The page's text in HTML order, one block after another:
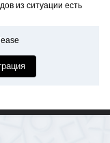
из ситуации есть